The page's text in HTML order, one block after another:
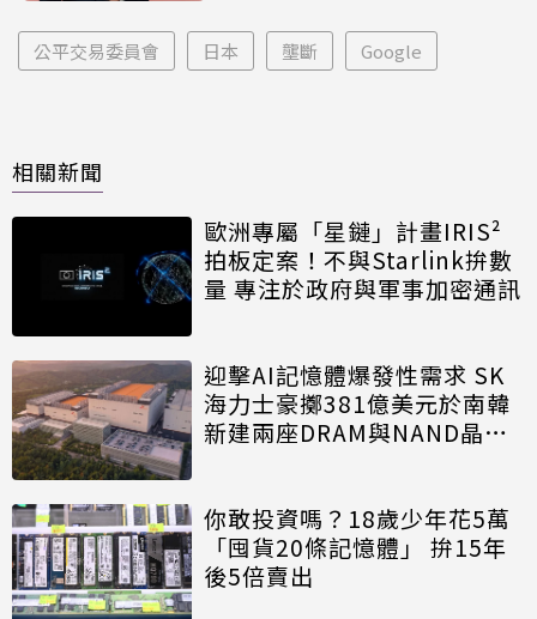
公平交易委員會 日本 壟斷 Google
相關新聞
歐洲專屬「星鏈」計畫IRIS²
拍板定案！不與Starlink拚數
量 專注於政府與軍事加密通訊
迎擊AI記憶體爆發性需求 SK
海力士豪擲381億美元於南韓
新建兩座DRAM與NAND晶圓
你敢投資嗎？18歲少年花5萬
「囤貨20條記憶體」 拚15年
後5倍賣出